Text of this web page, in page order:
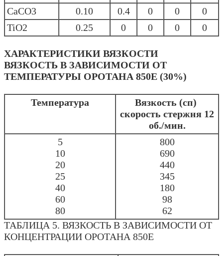
СаСО3
0.10 0.4 0 0
0
TiO2
0.25 0 0 0 0
ХАРАКТЕРИСТИКИ ВЯЗКОСТИ
ВЯЗКОСТЬ В ЗАВИСИМОСТИ ОТ
ТЕМПЕРАТУРЫ ОРОТАНА 850Е (30%)
Температура
Вязкость (сп)
скорость стержня 12
об./мин.
5
10
20
25
40
60
80
800
690
440
345
180
98
62
ТАБЛИЦА 5. ВЯЗКОСТЬ В ЗАВИСИМОСТИ ОТ
КОНЦЕНТРАЦИИ ОРОТАНА 850Е